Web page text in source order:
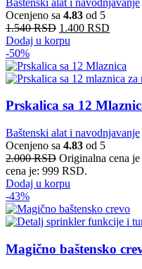
Ocenjeno sa 4.83 od 5
1.540RSD 1.400 RSD
Dodaj u korpu
-50%
Prskalica sa 12
Baštenski alat i navodnjavanje
Ocenjeno sa 4.83 od 5
2.000RSD Originalna cena
cena je: 999 RSD.
Dodaj u korpu
-43%
Magično baštensko